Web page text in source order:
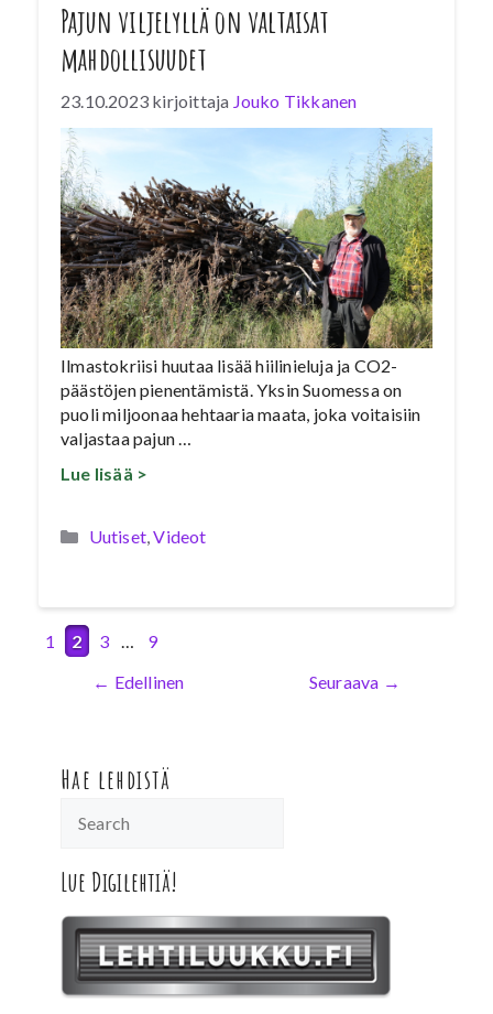
Pajun viljelyllä on valtaisat
mahdollisuudet
23.10.2023 kirjoittaja Jouko Tikkanen
Ilmastokriisi huutaa lisää hiilinieluja ja CO2-
päästöjen pienentämistä. Yksin Suomessa on
puoli miljoonaa hehtaaria maata, joka voitaisiin
valjastaa pajun …
Lue lisää >
Kategoriat
Uutiset,Videot
← Edellinen
Sivu
1 Sivu
2 Sivu
3 … Sivu
9
Seuraava →
Hae lehdistä
Lue Digilehtiä!